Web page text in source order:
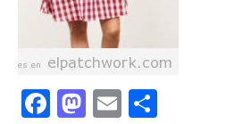
Facebook
Mastodon
Email